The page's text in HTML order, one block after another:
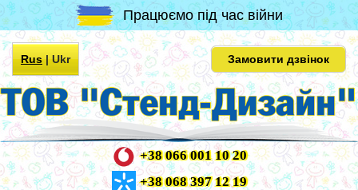
Працюємо під час війни
Rus|Ukr Замовити дзвінок
+38 066 001 10 20
+38 068 397 12 19